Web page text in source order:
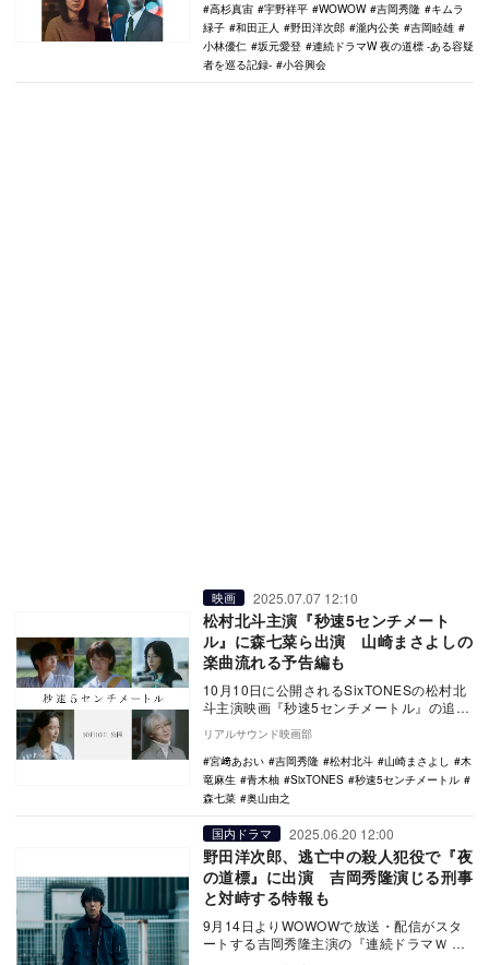
高杉真宙
宇野祥平 WOWOW 吉岡秀隆
キムラ
緑子
和田正人 野田洋次郎 瀧内公美
吉岡睦雄
小林優仁
坂元愛登
連続ドラマW 夜の道標 -ある容疑
者を巡る記録-
小谷興会
映画 2025.07.07 12:10
松村北斗主演『秒速5センチメート
ル』に森七菜ら出演 山崎まさよしの
楽曲流れる予告編も
10月10日に公開されるSixTONESの松村北
斗主演映画『秒速5センチメートル』の追加
キャストとして森七菜、青木柚、木竜麻
生、…
リアルサウンド映画部
宮﨑あおい
吉岡秀隆 松村北斗 山崎まさよし
木
竜麻生
青木柚 SixTONES
秒速5センチメートル
森七菜
奥山由之
国内ドラマ 2025.06.20 12:00
野田洋次郎、逃亡中の殺人犯役で『夜
の道標』に出演 吉岡秀隆演じる刑事
と対峙する特報も
9月14日よりWOWOWで放送・配信がスタ
ートする吉岡秀隆主演の『連続ドラマＷ 夜
の道標 -ある容疑者を巡る記録-』に、